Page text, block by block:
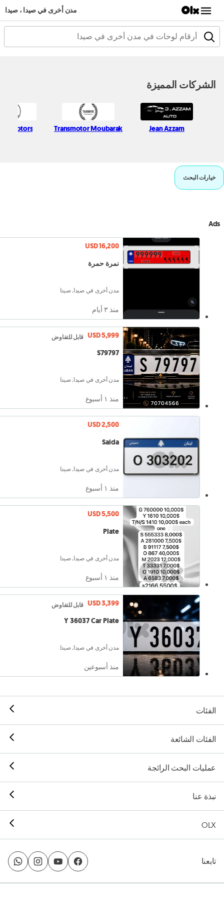
مدن أخرى في صيدا ، صيدا
الشركات المميزة
Jean Azzam
Transmotor Moubarak
Motors
خيارات البحث
Ads
USD 16,200
نمرة حمرة
مدن أخرى في صيدا, صيدا
منذ ٣ أيام
USD 5,999 قابل للتفاوض
S79797
مدن أخرى في صيدا, صيدا
منذ ١ أسبوع
USD 2,500
Saida
مدن أخرى في صيدا, صيدا
منذ ١ أسبوع
USD 5,500
Plate
مدن أخرى في صيدا, صيدا
منذ ١ أسبوع
USD 3,399 قابل للتفاوض
Y 36037 Car Plate
مدن أخرى في صيدا, صيدا
منذ أسبوعين
الفئات
الفئات الشائعة
عمليات البحث الرائجة
نبذة عنا
OLX
تابعنا